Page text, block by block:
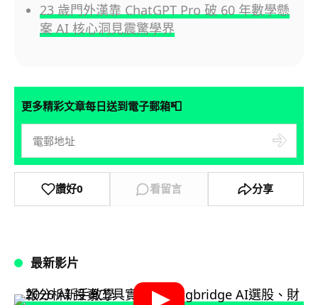
23 歲門外漢靠 ChatGPT Pro 破 60 年數學懸
案 AI 核心洞見震驚學界
更多精彩文章每日送到電子郵箱📮
讚好0 看留言 分享
最新影片